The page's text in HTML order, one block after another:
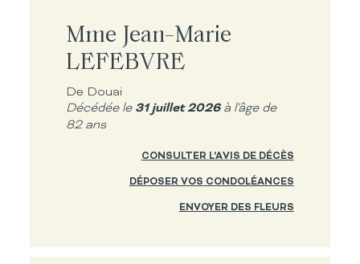
Mme Jean-Marie
LEFEBVRE
De Douai
Décédée le 31 juillet 2026à l'âge de
82 ans
CONSULTER L'AVIS DE DÉCÈS
DÉPOSER VOS CONDOLÉANCES
ENVOYER DES FLEURS